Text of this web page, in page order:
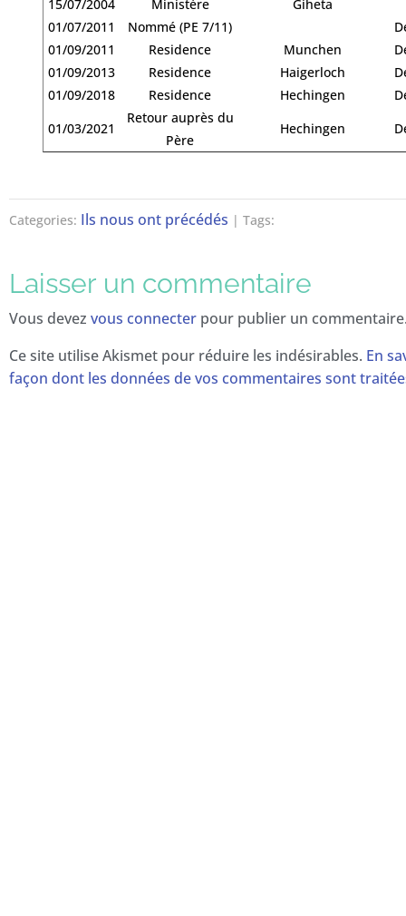
15/07/2004 Ministère
Giheta
01/07/2011
Nommé (PE 7/11)
01/09/2011
Residence Munchen
01/09/2013
Residence Haigerloch
01/09/2018
Residence Hechingen
01/03/2021
Retour auprès du
Père
Hechingen
Categories: Ils nous ont précédés | Tags:
Laisser un commentaire
Vous devez vous connecter pour publier un
Ce site utilise Akismet pour réduire les indésirables. En
façon dont les données de vos commentaires sont